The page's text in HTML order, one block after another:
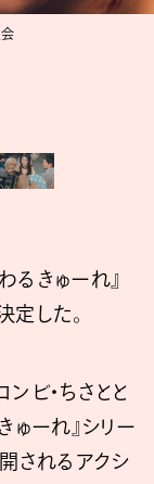
るきゅーれ』
定した。
ビ・ちさとと
ゅーれ』シリー
されるアクシ